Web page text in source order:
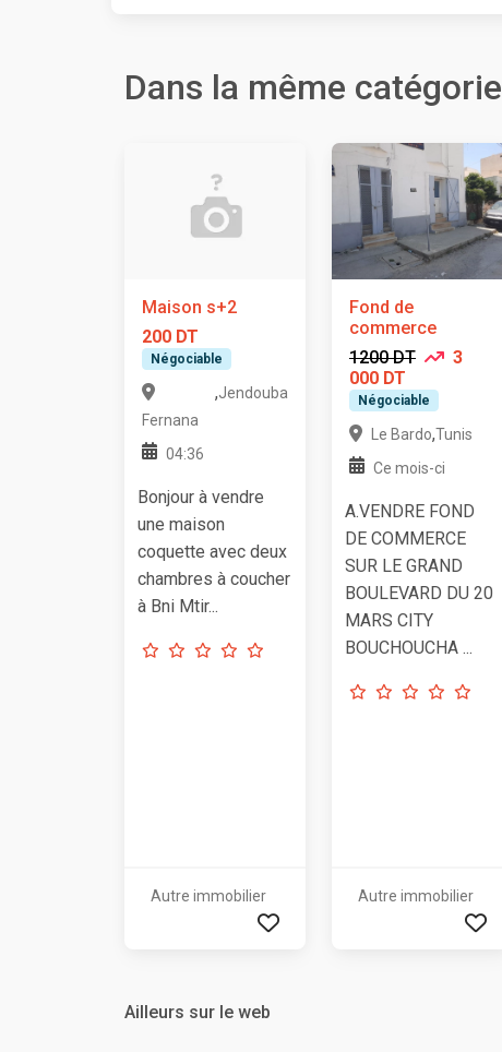
Dans la même catégorie
Maison s+2
200 DT
Négociable
Fernana
,Jendouba
04:36
Bonjour à vendre
une maison
coquette avec deux
chambres à coucher
à Bni Mtir...
Autre immobilier
Fond de
commerce
1200 DT
3
000 DT
Négociable
Le Bardo,Tunis
Ce mois-ci
A.VENDRE FOND
DE COMMERCE
SUR LE GRAND
BOULEVARD DU 20
MARS CITY
BOUCHOUCHA ...
Autre immobilier
Ailleurs sur le web